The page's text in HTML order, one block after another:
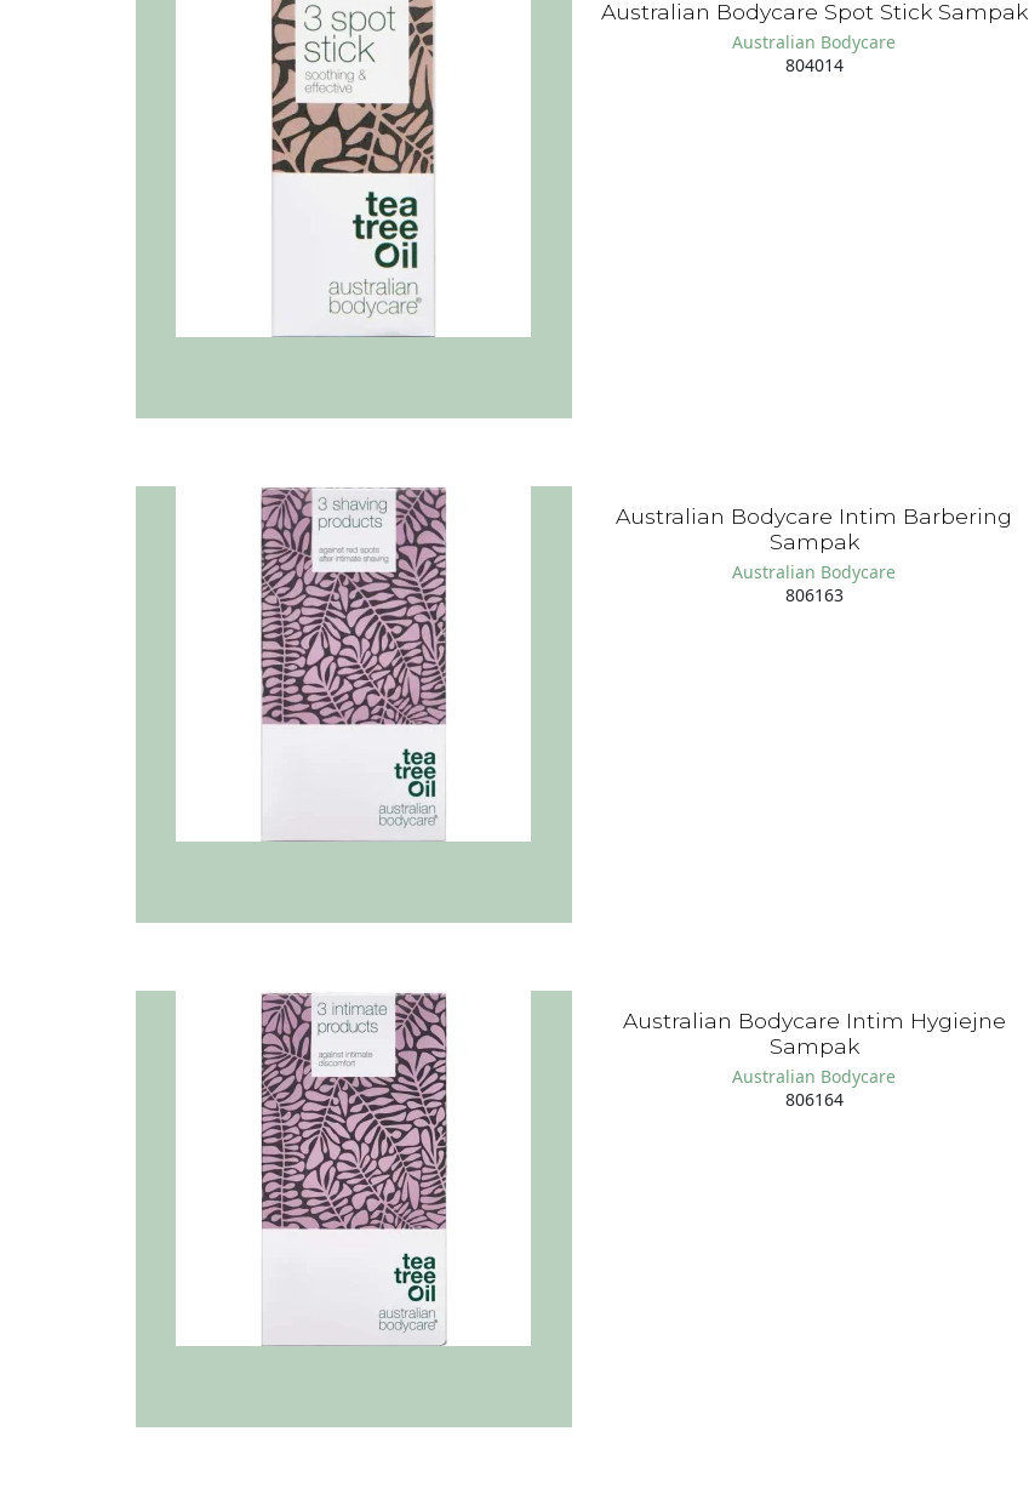
Australian Bodycare Spot Stick Sampak
Australian Bodycare
804014
Australian Bodycare Intim Barbering
Sampak
Australian Bodycare
806163
Australian Bodycare Intim Hygiejne
Sampak
Australian Bodycare
806164